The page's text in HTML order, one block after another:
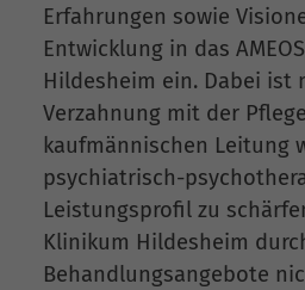
Erfahrungen sowie
Entwicklung in das
Hildesheim ein. Dabei ist
Verzahnung mit der
kaufmännischen Leitung
psychiatrisch-
Leistungsprofil zu
Klinikum Hildesheim
Behandlungsangebote